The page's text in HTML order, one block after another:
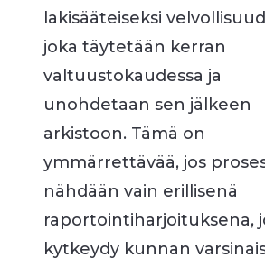
lakisääteiseksi
joka täytetään kerran
valtuustokaudessa ja
unohdetaan sen jälkeen
arkistoon. Tämä on
ymmärrettävää, jos
nähdään vain erillisenä
raportointiharjoituksena,
kytkeydy kunnan